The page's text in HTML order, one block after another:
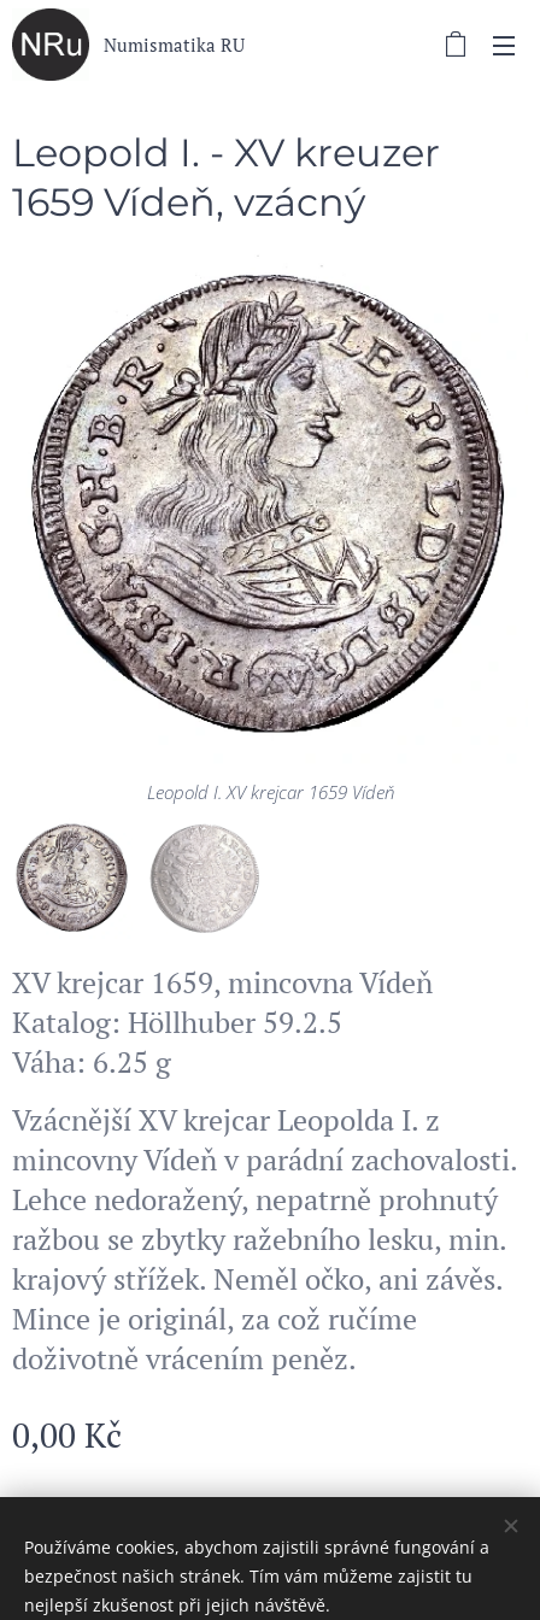
Numismatika RU
Leopold I. - XV kreuzer
1659 Vídeň, vzácný
Leopold I. XV krejcar 1659 Vídeň
Leopold I. XV krejcar 1659 Vídeň
XV krejcar 1659, mincovna Vídeň
Katalog: Höllhuber 59.2.5
Váha: 6.25 g
Vzácnější XV krejcar Leopolda I. z
mincovny Vídeň v parádní zachovalosti.
Lehce nedoražený, nepatrně prohnutý
ražbou se zbytky ražebního lesku, min.
krajový střížek. Neměl očko, ani závěs.
Mince je originál, za což ručíme
doživotně vrácením peněz.
0,00 Kč
© 2024 Všechna práva vyhrazena
Cookies
Používáme cookies, abychom zajistili správné fungování a
bezpečnost našich stránek. Tím vám můžeme zajistit tu
nejlepší zkušenost při jejich návštěvě.